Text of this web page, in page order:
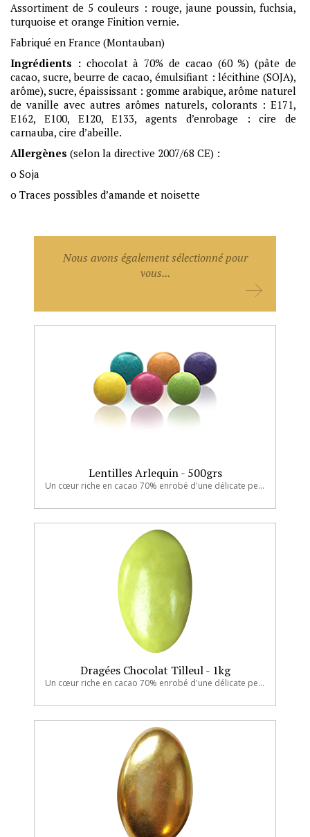
Assortiment de 5 couleurs : rouge, jaune poussin, fuchsia,
turquoise et orange Finition vernie.
Fabriqué en France (Montauban)
Ingrédients :chocolat à 70% de cacao (60 %) (pâte de
cacao, sucre, beurre de cacao, émulsifiant : lécithine (SOJA),
arôme), sucre, épaississant : gomme arabique, arôme naturel
de vanille avec autres arômes naturels, colorants : E171,
E162, E100, E120, E133, agents d’enrobage : cire de
carnauba, cire d’abeille.
Allergènes (selon la directive 2007/68 CE) :
o Soja
o Traces possibles d’amande et noisette
Nous avons également sélectionné pour
vous...
Lentilles Arlequin - 500grs
Un cœur riche en cacao 70% enrobé d'une délicate pellicule de sucre.
Dragées Chocolat Tilleul - 1kg
Un cœur riche en cacao 70% enrobé d'une délicate pellicule de sucre.